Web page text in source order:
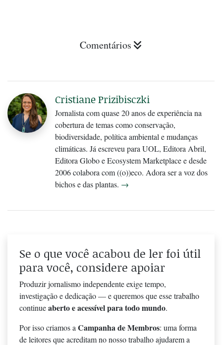
Comentários
Cristiane Prizibisczki
Jornalista com quase 20 anos de experiência na
cobertura de temas como conservação,
biodiversidade, política ambiental e mudanças
climáticas. Já escreveu para UOL, Editora Abril,
Editora Globo e Ecosystem Marketplace e desde
2006 colabora com ((o))eco. Adora ser a voz dos
bichos e das plantas. →
Se o que você acabou de ler foi útil
para você, considere apoiar
Produzir jornalismo independente exige tempo,
investigação e dedicação — e queremos que esse trabalho
continueaberto e acessível para todo mundo.
Por isso criamos a Campanha de Membros: uma forma
de leitores que acreditam no nosso trabalho ajudarem a